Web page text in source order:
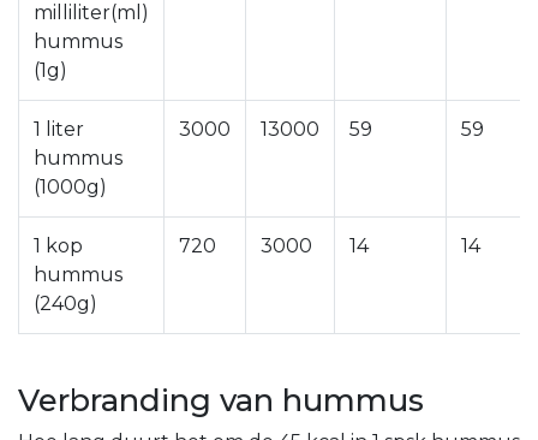
milliliter(ml)
hummus
(1g)
1 liter
hummus
(1000g)
3000 13000 59 59
1 kop
hummus
(240g)
720 3000 14 14
Verbranding van hummus